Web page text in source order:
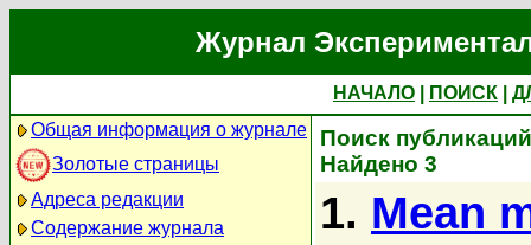
Журнал
НАЧАЛО ПОИСК
Общая информация о журнале
Золотые страницы
Адреса редакции
Содержание журнала
Поиск
Найдено 3
1. Mean